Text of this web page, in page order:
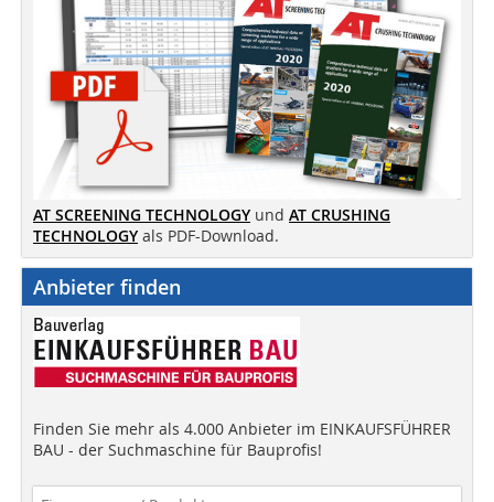
AT SCREENING TECHNOLOGY und AT CRUSHING
TECHNOLOGY als PDF-Download.
Anbieter finden
Finden Sie mehr als 4.000 Anbieter im EINKAUFSFÜHRER
BAU - der Suchmaschine für Bauprofis!